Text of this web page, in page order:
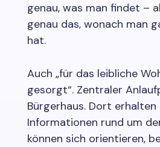
genau, was man findet –
genau das, wonach man
hat.
Auch „für das leibliche
gesorgt“. Zentraler
Bürgerhaus. Dort
Informationen rund um
können sich orientieren,